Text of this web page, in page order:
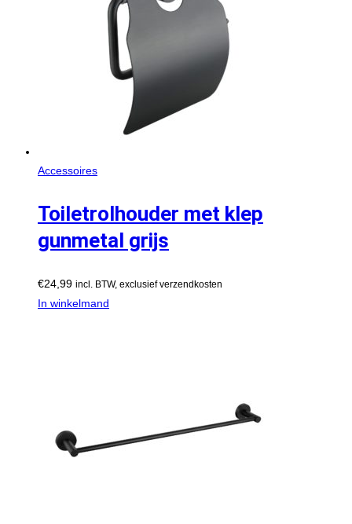
Accessoires
Toiletrolhouder met klep
gunmetal grijs
€24,99 incl. BTW, exclusief verzendkosten
In winkelmand